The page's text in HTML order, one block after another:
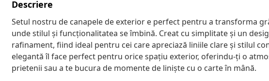
Descriere
Setul nostru de canapele de exterior e perfect pentru a transforma
unde stilul și funcționalitatea se îmbină. Creat cu simplitate și un
rafinament, fiind ideal pentru cei care apreciază liniile clare și stilul
elegantă îl face perfect pentru orice spațiu exterior, oferindu-ți o
prietenii sau a te bucura de momente de liniște cu o carte în mână.